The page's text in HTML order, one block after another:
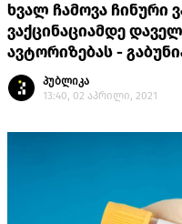
ხვალ ჩამოვა ჩინური
ვაქცინაციამდე
ავტორიზებას -
პუბლიკა
13:40, 02 აპრილი, 2021